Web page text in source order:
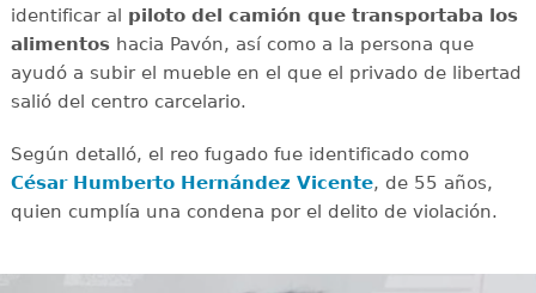
identificar al piloto del camión que transportaba los
alimentoshacia Pavón, así como a la persona que
ayudó a subir el mueble en el que el privado de libertad
salió del centro carcelario.
Según detalló, el reo fugado fue identificado como
César Humberto Hernández Vicente, de 55 años,
quien cumplía una condena por el delito de violación.